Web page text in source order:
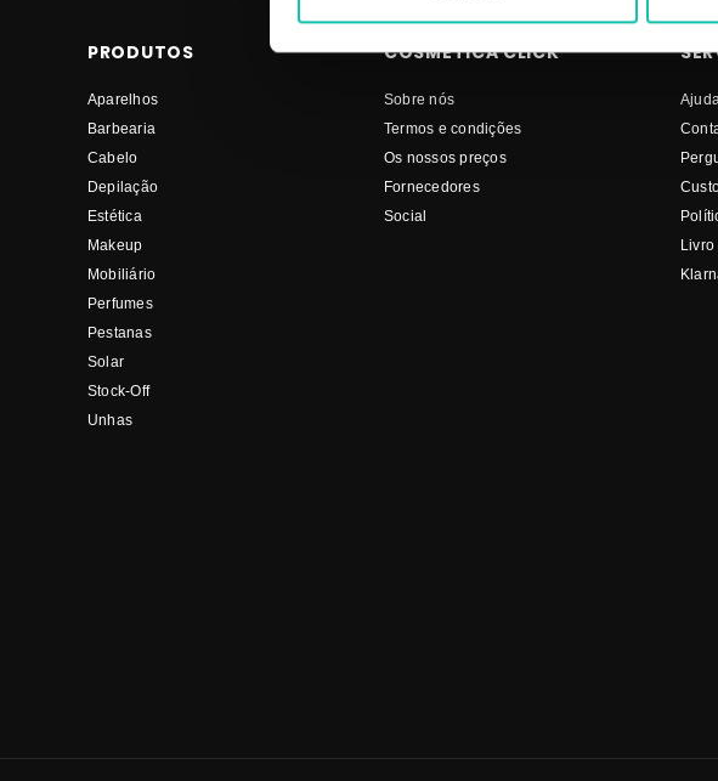
PRODUTOS
Aparelhos
Barbearia
Cabelo
Depilação
Estética
Makeup
Mobiliário
Perfumes
Pestanas
Solar
Stock-Off
Unhas
COSMÉTICA CLICK
Sobre nós
Termos e condições
Os nossos preços
Fornecedores
Social